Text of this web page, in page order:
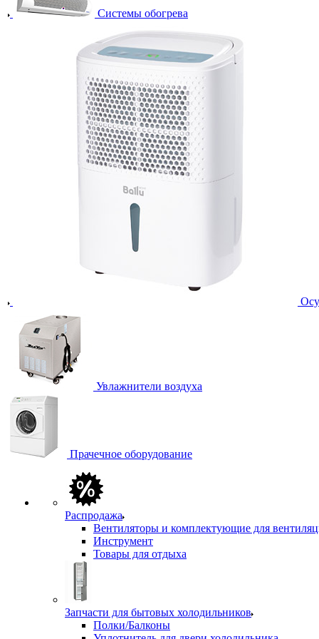
Системы обогрева
Увлажнители воздуха
Прачечное оборудование
Распродажа
Вентиляторы и комплектующие для
Инструмент
Товары для отдыха
Запчасти для бытовых холодильников
Полки/Балконы